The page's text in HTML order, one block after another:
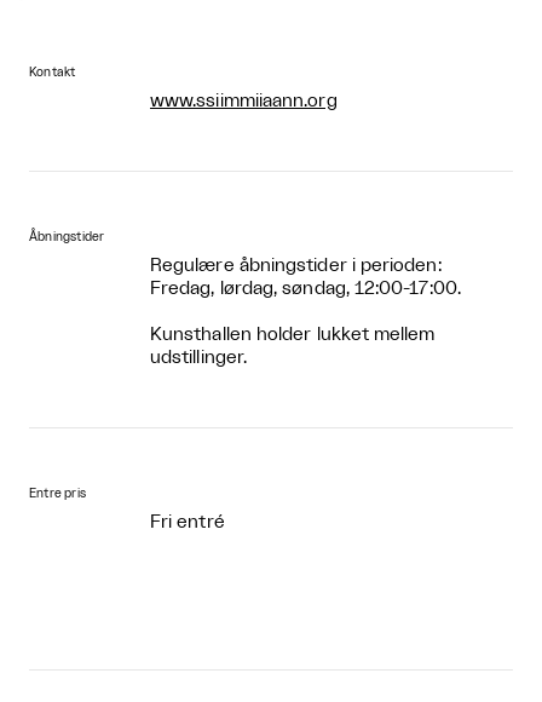
Kontakt
www.ssiimmiiaann.org
Åbningstider
Regulære åbningstider i perioden:
Fredag, lørdag, søndag, 12:00-17:00.
Kunsthallen holder lukket mellem
udstillinger.
Entre pris
Fri entré